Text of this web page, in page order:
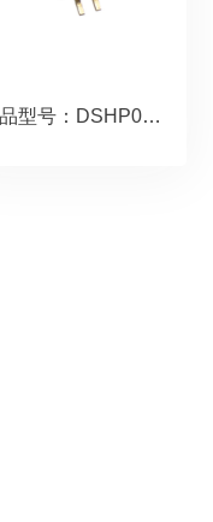
产品型号：DSHP02TSGER